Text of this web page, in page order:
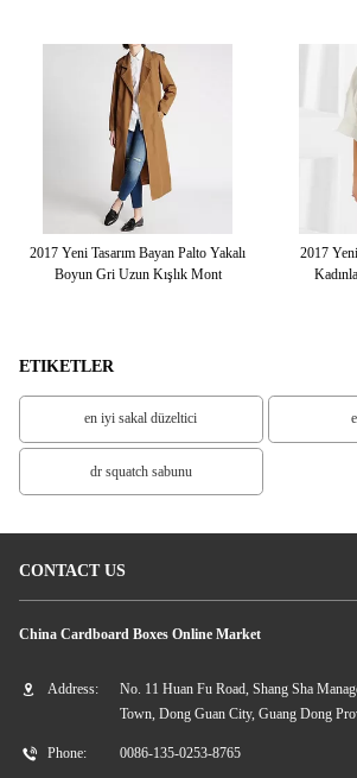
2017 Yeni Tasarım Bayan Palto Yakalı
Boyun Gri Uzun Kışlık Mont
2017
ETIKETLER
en iyi sakal düzeltici
dr squatch sabunu
CONTACT US
China Cardboard Boxes Online Market
Address:
No. 11 Huan Fu Road, Shang Sha
Town, Dong Guan City, Guang Dong
Phone: 0086-135-0253-8765